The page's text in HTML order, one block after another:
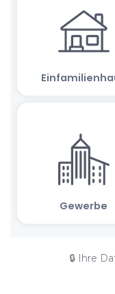
🔒 Ihre